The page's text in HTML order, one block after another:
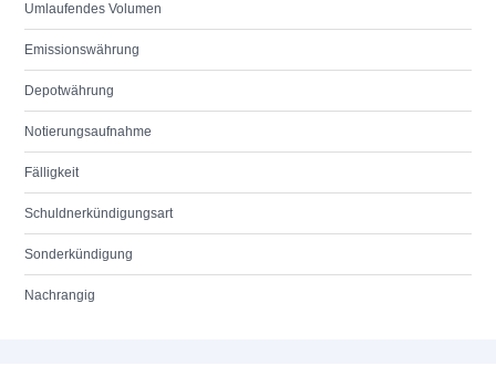
Umlaufendes Volumen
Emissionswährung
Depotwährung
Notierungsaufnahme
Fälligkeit
Schuldnerkündigungsart
Sonderkündigung
Nachrangig